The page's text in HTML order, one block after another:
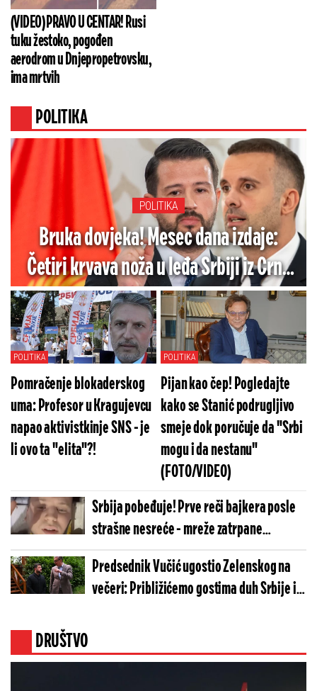
(VIDEO) PRAVO U CENTAR! Rusi
tuku žestoko, pogođen
aerodrom u Dnjepropetrovsku,
ima mrtvih
POLITIKA
POLITIKA
Bruka dovjeka! Mesec dana izdaje:
Četiri krvava noža u leđa Srbiji iz Crne
Gore
POLITIKA
Pomračenje blokaderskog
uma: Profesor u Kragujevcu
napao aktivistkinje SNS - je
li ovo ta "elita"?!
POLITIKA
Pijan kao čep! Pogledajte
kako se Stanić podrugljivo
smeje dok poručuje da "Srbi
mogu i da nestanu"
(FOTO/VIDEO)
Srbija pobeđuje! Prve reči bajkera posle
strašne nesreće - mreže zatrpane
porukama podrške (VIDEO)
Predsednik Vučić ugostio Zelenskog na
večeri: Približićemo gostima duh Srbije i
DRUŠTVO